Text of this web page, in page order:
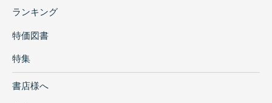
ランキング
特価図書
特集
書店様へ